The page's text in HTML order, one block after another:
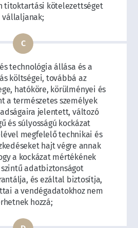
titoktartási kötelezettséget
vállaljanak;
technológia állása és a
költségei, továbbá az
hatóköre, körülményei és
a természetes személyek
jelentett, változó
és súlyosságú kockázat
megfelelő technikai és
hajt végre annak
a kockázat mértékének
adatbiztonságot
és ezáltal biztosítja,
a vendégadatokhoz nem
hozzá;